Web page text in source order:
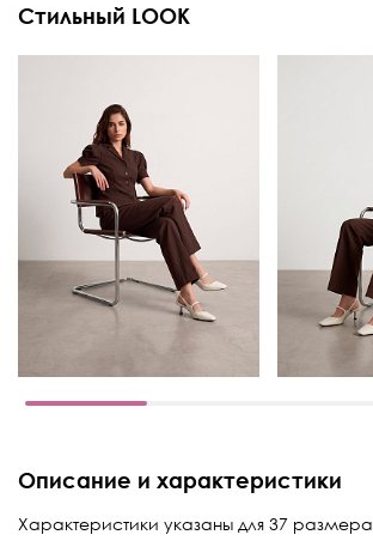
Стильный LOOK
Описание и характеристики
Характеристики указаны для 37 размера